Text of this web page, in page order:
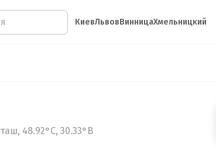
КиевЛьвовВинницаХмельницкий
48.92°С, 30.33°В